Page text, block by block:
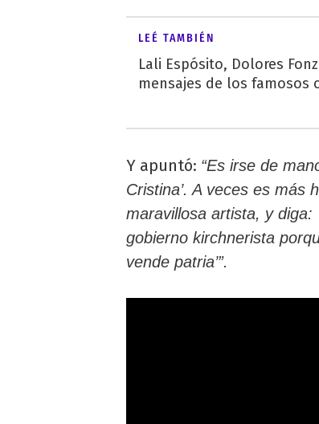
LEÉ TAMBIÉN
Lali Espósito, Dolores
mensajes de los famosos
Y apuntó: “Es irse de
Cristina’. A veces es más
maravillosa artista, y diga:
gobierno kirchnerista
vende patria’”.